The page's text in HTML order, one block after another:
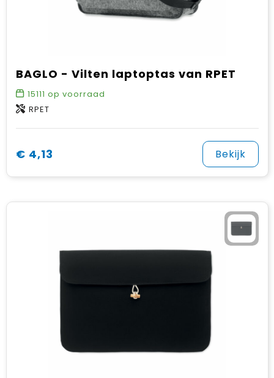
BAGLO - Vilten laptoptas van RPET
15111 op voorraad
RPET
€ 4,13 Bekijk